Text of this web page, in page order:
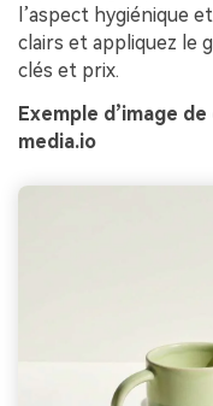
l’aspect hygiénique
clairs et appliquez le
clés et prix.
Exemple d’image
media.io